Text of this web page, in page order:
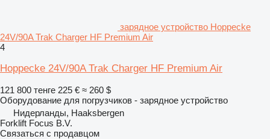
зарядное устройство Hoppecke
24V/90A Trak Charger HF Premium Air
4
Hoppecke 24V/90A Trak Charger HF Premium Air
121 800 тенге 225 € ≈ 260 $
Оборудование для погрузчиков - зарядное устройство
Нидерланды, Haaksbergen
Forklift Focus B.V.
Связаться с продавцом